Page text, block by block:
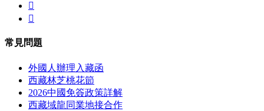


常見問題
外國人辦理入藏函
西藏林芝桃花節
2026中國免簽政策詳解
西藏域龍同業地接合作